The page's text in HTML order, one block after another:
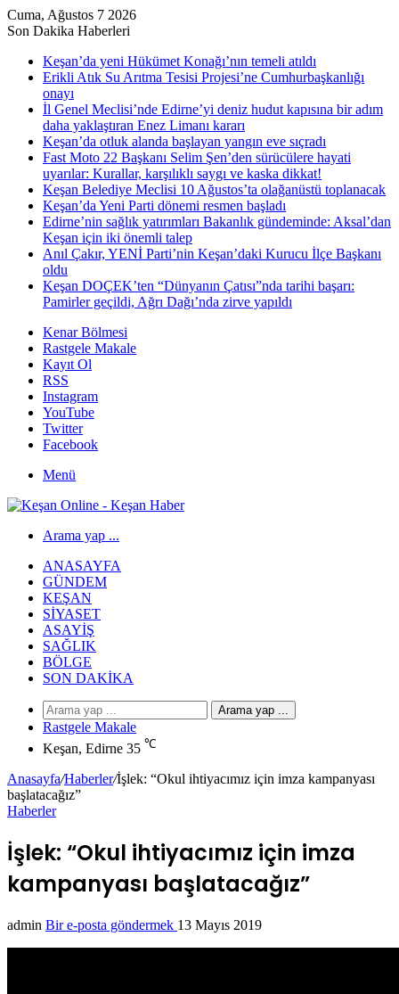
Cuma, Ağustos 7 2026
Son Dakika Haberleri
Keşan’da yeni Hükümet Konağı’nın temeli atıldı
Erikli Atık Su Arıtma Tesisi Projesi’ne Cumhurbaşkanlığı
onayı
İl Genel Meclisi’nde Edirne’yi deniz hudut kapısına bir adım
daha yaklaştıran Enez Limanı kararı
Keşan’da otluk alanda başlayan yangın eve sıçradı
Fast Moto 22 Başkanı Selim Şen’den sürücülere hayati
uyarılar: Kurallar, karşılıklı saygı ve kaska dikkat!
Keşan Belediye Meclisi 10 Ağustos’ta olağanüstü toplanacak
Keşan’da Yeni Parti dönemi resmen başladı
Edirne’nin sağlık yatırımları Bakanlık gündeminde: Aksal’dan
Keşan için iki önemli talep
Anıl Çakır, YENİ Parti’nin Keşan’daki Kurucu İlçe Başkanı
oldu
Keşan DOÇEK’ten “Dünyanın Çatısı”nda tarihi başarı:
Pamirler geçildi, Ağrı Dağı’nda zirve yapıldı
Kenar Bölmesi
Rastgele Makale
Kayıt Ol
RSS
Instagram
YouTube
Twitter
Facebook
Menü
Arama yap ...
ANASAYFA
GÜNDEM
KEŞAN
SIYASET
ASAYIŞ
SAĞLIK
BÖLGE
SON DAKIKA
Arama yap ...
Rastgele Makale
Keşan, Edirne 35 ℃
Anasayfa/Haberler/İşlek: “Okul ihtiyacımız için imza kampanyası
başlatacağız”
Haberler
İşlek: “Okul ihtiyacımız için imza
kampanyası başlatacağız”
admin Bir e-posta göndermek 13 Mayıs 2019